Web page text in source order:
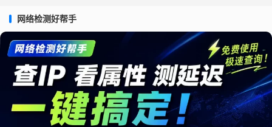
网络检测好帮手